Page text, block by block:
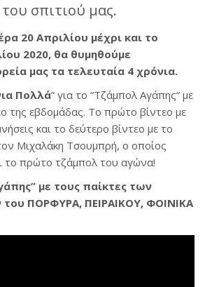
σπιτιού μας.
20 Απριλίου μέχρι και το
2020, θα θυμηθούμε
μας τα τελευταία 4 χρόνια.
Πολλά” για το “Τζάμπολ Αγάπης” με
της εβδομάδας. Το πρώτο βίντεο με
και το δεύτερο βίντεο με το
Μιχαλάκη Τσουμπρή, ο οποίος
το πρώτο τζάμπολ του αγώνα!
με τους παίκτες των
ΠΟΡΦΥΡΑ, ΠΕΙΡΑΙΚΟΥ, ΦΟΙΝΙΚΑ